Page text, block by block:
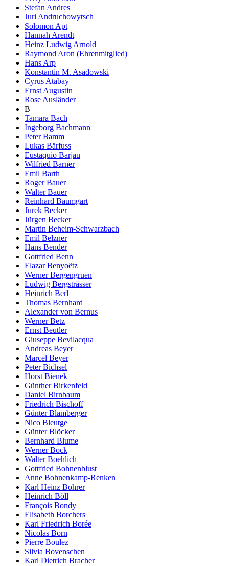
Stefan Andres
Juri Andruchowytsch
Solomon Apt
Hannah Arendt
Heinz Ludwig Arnold
Raymond Aron (Ehrenmitglied)
Hans Arp
Konstantin M. Asadowski
Cyrus Atabay
Ernst Augustin
Rose Ausländer
B
Tamara Bach
Ingeborg Bachmann
Peter Bamm
Lukas Bärfuss
Eustaquio Barjau
Wilfried Barner
Emil Barth
Roger Bauer
Walter Bauer
Reinhard Baumgart
Jurek Becker
Jürgen Becker
Martin Beheim-Schwarzbach
Emil Belzner
Hans Bender
Gottfried Benn
Elazar Benyoëtz
Werner Bergengruen
Ludwig Bergsträsser
Heinrich Berl
Thomas Bernhard
Alexander von Bernus
Werner Betz
Ernst Beutler
Giuseppe Bevilacqua
Andreas Beyer
Marcel Beyer
Peter Bichsel
Horst Bienek
Günther Birkenfeld
Daniel Birnbaum
Friedrich Bischoff
Günter Blamberger
Nico Bleutge
Günter Blöcker
Bernhard Blume
Werner Bock
Walter Boehlich
Gottfried Bohnenblust
Anne Bohnenkamp-Renken
Karl Heinz Bohrer
Heinrich Böll
François Bondy
Elisabeth Borchers
Karl Friedrich Borée
Nicolas Born
Pierre Boulez
Silvia Bovenschen
Karl Dietrich Bracher